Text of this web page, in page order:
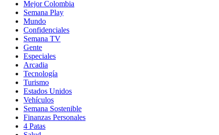
Mejor Colombia
Semana Play
Mundo
Confidenciales
Semana TV
Gente
Especiales
Arcadia
Tecnología
Turismo
Estados Unidos
Vehículos
Semana Sostenible
Finanzas Personales
4 Patas